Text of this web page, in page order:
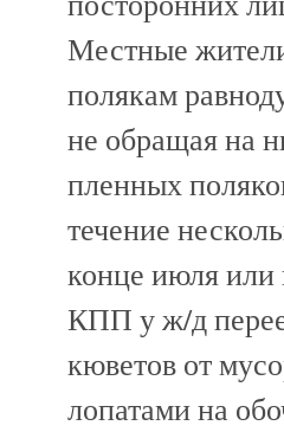
Местные
полякам
не обращая на
пленных
течение
конце июля или
КПП у ж/д
кюветов от
лопатами на